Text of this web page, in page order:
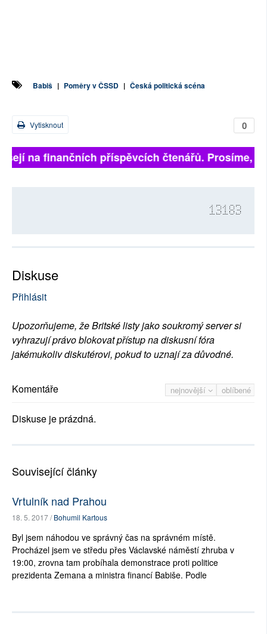
Babiš | Poměry v ČSSD | Česká politická scéna
0
Vytisknout
na finančních příspěvcích čtenářů. Prosíme,
13183
Diskuse
Přihlásit
Upozorňujeme, že Britské listy jako soukromý server si
vyhrazují právo blokovat přístup na diskusní fóra
jakémukoliv diskutérovi, pokud to uznají za důvodné.
nejnovější oblíbené
Komentáře
Diskuse je prázdná.
Související články
Vrtulník nad Prahou
18. 5. 2017 /Bohumil Kartous
Byl jsem náhodou ve správný čas na správném místě.
Procházel jsem ve středu přes Václavské náměstí zhruba v
19:00, zrovna tam probíhala demonstrace proti politice
prezidenta Zemana a ministra financí Babiše. Podle